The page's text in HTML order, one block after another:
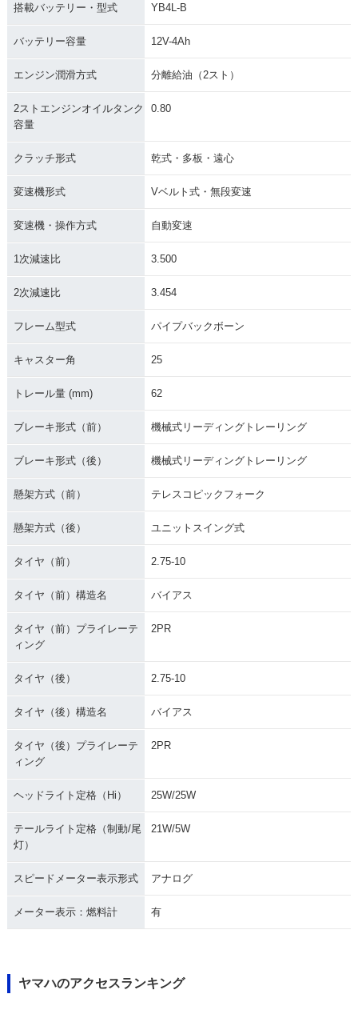
1993年 JOG 1992年 JOG
1988年 JOG Sporty
1987年 JOG Sport
y・新登場
1987年 JOG・フル
モデルチェンジ
1986年 JOG・マイ
ナーチェンジ
搭載バッテリー・型式 YB4L-B
バッテリー容量 12V-4Ah
エンジン潤滑方式 分離給油（2スト）
2ストエンジンオイルタンク
容量
0.80
クラッチ形式 乾式・多板・遠心
変速機形式 Vベルト式・無段変速
変速機・操作方式 自動変速
1次減速比 3.500
2次減速比 3.454
フレーム型式 パイプバックボーン
キャスター角 25
トレール量 (mm) 62
ブレーキ形式（前） 機械式リーディングトレーリング
ブレーキ形式（後） 機械式リーディングトレーリング
懸架方式（前） テレスコピックフォーク
懸架方式（後） ユニットスイング式
タイヤ（前） 2.75-10
タイヤ（前）構造名 バイアス
タイヤ（前）プライレーテ
ィング
2PR
タイヤ（後） 2.75-10
タイヤ（後）構造名 バイアス
タイヤ（後）プライレーテ
ィング
2PR
ヘッドライト定格（Hi） 25W/25W
テールライト定格（制動/尾
灯）
21W/5W
スピードメーター表示形式 アナログ
メーター表示：燃料計 有
ヤマハのアクセスランキング